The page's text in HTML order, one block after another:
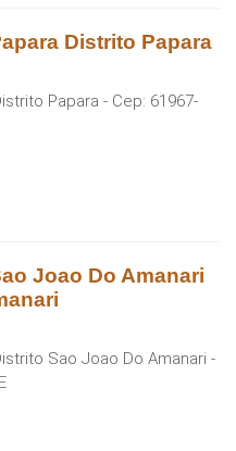
Distrito Papara
Papara - Cep: 61967-
Joao Do Amanari
Sao Joao Do Amanari -